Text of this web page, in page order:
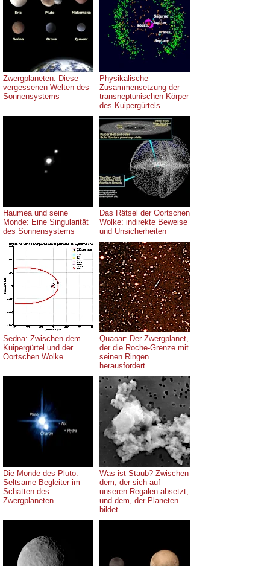
Zwergplaneten: Diese
vergessenen Welten des
Sonnensystems
Physikalische
Zusammensetzung der
transneptunischen Körper
des Kuipergürtels
Haumea und seine
Monde: Eine Singularität
des Sonnensystems
Das Rätsel der Oortschen
Wolke: indirekte Beweise
und Unsicherheiten
Sedna: Zwischen dem
Kuipergürtel und der
Oortschen Wolke
Quaoar: Der Zwergplanet,
der die Roche-Grenze mit
seinen Ringen
herausfordert
Die Monde des Pluto:
Seltsame Begleiter im
Schatten des
Zwergplaneten
Was ist Staub? Zwischen
dem, der sich auf
unseren Regalen absetzt,
und dem, der Planeten
bildet